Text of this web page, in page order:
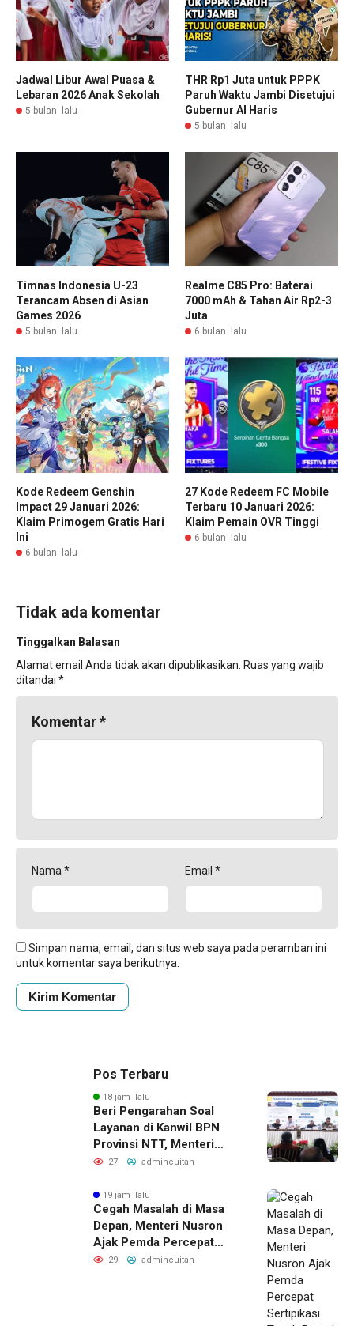
Jadwal Libur Awal Puasa &
Lebaran 2026 Anak Sekolah
5 bulan lalu
THR Rp1 Juta untuk PPPK
Paruh Waktu Jambi Disetujui
Gubernur Al Haris
5 bulan lalu
Timnas Indonesia U-23
Terancam Absen di Asian
Games 2026
5 bulan lalu
Realme C85 Pro: Baterai
7000 mAh & Tahan Air Rp2-3
Juta
6 bulan lalu
Kode Redeem Genshin
Impact 29 Januari 2026:
Klaim Primogem Gratis Hari
Ini
6 bulan lalu
27 Kode Redeem FC Mobile
Terbaru 10 Januari 2026:
Klaim Pemain OVR Tinggi
6 bulan lalu
Tidak ada komentar
Tinggalkan Balasan
Alamat email Anda tidak akan dipublikasikan. Ruas yang wajib
ditandai *
Komentar*
Nama * Email *
Simpan nama, email, dan situs web saya pada peramban ini
untuk komentar saya berikutnya.
Pos Terbaru
18 jam lalu
Beri Pengarahan Soal
Layanan di Kanwil BPN
Provinsi NTT, Menteri
Nusron: Gunakan Sudut
27 admincuitan
19 jam lalu
Cegah Masalah di Masa
Depan, Menteri Nusron
Ajak Pemda Percepat
Sertipikasi Tanah Rumah
29 admincuitan